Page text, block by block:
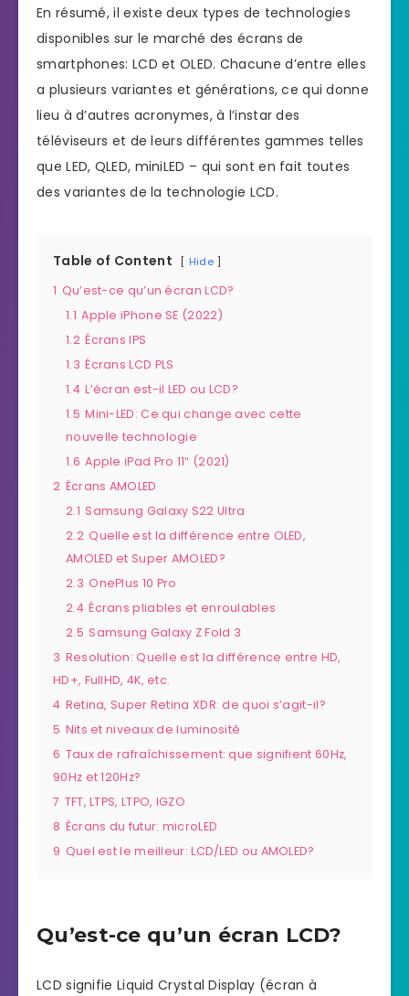
En résumé, il existe deux types de technologies
disponibles sur le marché des écrans de
smartphones: LCD et OLED. Chacune d’entre elles
a plusieurs variantes et générations, ce qui donne
lieu à d’autres acronymes, à l’instar des
téléviseurs et de leurs différentes gammes telles
que LED, QLED, miniLED – qui sont en fait toutes
des variantes de la technologie LCD.
Table of Content Hide
1 Qu’est-ce qu’un écran LCD?
1.1 Apple iPhone SE (2022)
1.2 Écrans IPS
1.3 Écrans LCD PLS
1.4 L’écran est-il LED ou LCD?
1.5 Mini-LED: Ce qui change avec cette
nouvelle technologie
1.6 Apple iPad Pro 11″ (2021)
2 Écrans AMOLED
2.1 Samsung Galaxy S22 Ultra
2.2 Quelle est la différence entre OLED,
AMOLED et Super AMOLED?
2.3 OnePlus 10 Pro
2.4 Écrans pliables et enroulables
2.5 Samsung Galaxy Z Fold 3
3 Resolution: Quelle est la différence entre HD,
HD+, FullHD, 4K, etc.
4 Retina, Super Retina XDR: de quoi s’agit-il?
5 Nits et niveaux de luminosité
6 Taux de rafraîchissement: que signifient 60Hz,
90Hz et 120Hz?
7 TFT, LTPS, LTPO, IGZO
8 Écrans du futur: microLED
9 Quel est le meilleur: LCD/LED ou AMOLED?
Qu’est-ce qu’un écran LCD?
LCD signifie Liquid Crystal Display (écran à